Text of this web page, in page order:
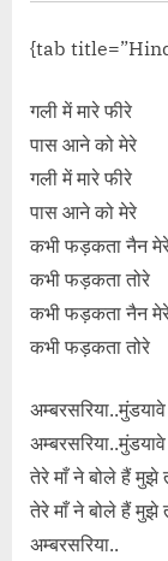
{tab
गली में मारे फीरे
पास आने को मेरे
गली में मारे फीरे
पास आने को मेरे
कभी फड़कता नैन
कभी फड़कता तोरे
कभी फड़कता नैन
कभी फड़कता तोरे
तेरे माँ ने बोले हैं मुझे
तेरे माँ ने बोले हैं मुझे
अम्बरसरिया..